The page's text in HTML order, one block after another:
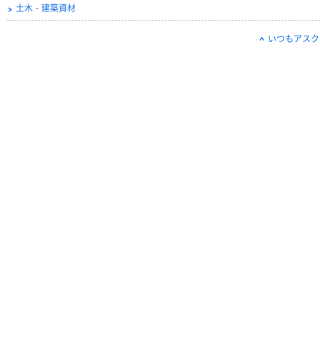
土木・建築資材
いつもアス